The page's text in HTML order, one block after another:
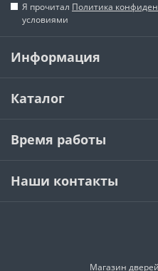
Я прочитал Политика
условиями
Информация
Каталог
Время работы
Наши контакты
Магазин